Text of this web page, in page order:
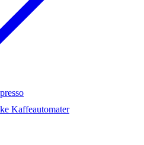
Kaffeautomater